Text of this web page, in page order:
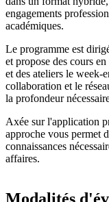
engagements
académiques.
Le programme est
et propose des cours
et des ateliers le week-
collaboration et le
la profondeur
Axée sur l'application
approche vous permet
connaissances
affaires.